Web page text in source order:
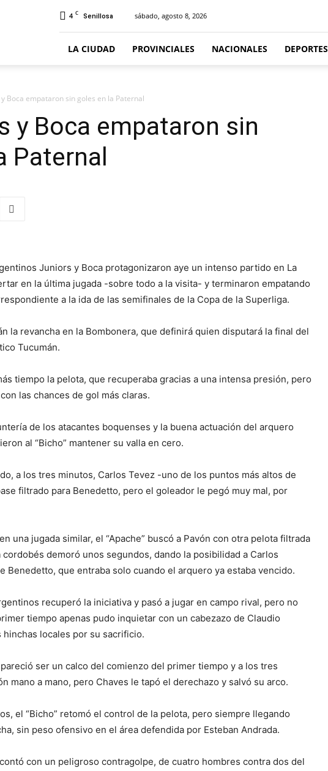
4 C Senillosa sábado, agosto 8, 2026
LA CIUDAD PROVINCIALES NACIONALES DEPORTES
Boca empataron sin goles en la Paternal
y Boca empataron sin
Paternal
Juniors y Boca protagonizaron aye un intenso partido en La
en la última jugada -sobre todo a la visita- y terminaron empatando
a la ida de las semifinales de la Copa de la Superliga.
la revancha en la Bombonera, que definirá quien disputará la final del
Tucumán.
tiempo la pelota, que recuperaba gracias a una intensa presión, pero
las chances de gol más claras.
de los atacantes boquenses y la buena actuación del arquero
al “Bicho” mantener su valla en cero.
a los tres minutos, Carlos Tevez -uno de los puntos más altos de
filtrado para Benedetto, pero el goleador le pegó muy mal, por
una jugada similar, el “Apache” buscó a Pavón con otra pelota filtrada
demoró unos segundos, dando la posibilidad a Carlos
Benedetto, que entraba solo cuando el arquero ya estaba vencido.
recuperó la iniciativa y pasó a jugar en campo rival, pero no
tiempo apenas pudo inquietar con un cabezazo de Claudio
locales por su sacrificio.
ser un calco del comienzo del primer tiempo y a los tres
mano a mano, pero Chaves le tapó el derechazo y salvó su arco.
el “Bicho” retomó el control de la pelota, pero siempre llegando
sin peso ofensivo en el área defendida por Esteban Andrada.
con un peligroso contragolpe, de cuatro hombres contra dos del